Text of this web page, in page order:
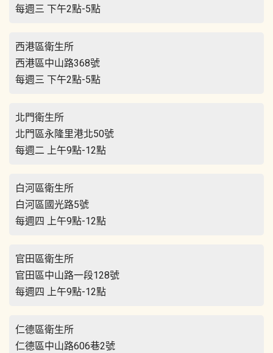
每週三 下午2點-5點
西港區衛生所
西港區中山路368號
每週三 下午2點-5點
北門衛生所
北門區永隆里港北50號
每週二 上午9點-12點
白河區衛生所
白河區國光路5號
每週四 上午9點-12點
官田區衛生所
官田區中山路一段128號
每週四 上午9點-12點
仁德區衛生所
仁德區中山路606巷2號